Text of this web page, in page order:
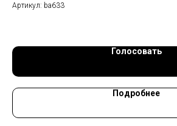
Артикул: ba633
Голосовать
Подробнее